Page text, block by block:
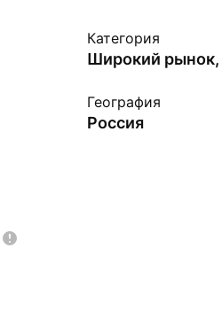
Категория
География
Россия